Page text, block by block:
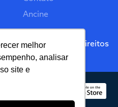
melhor
analisar
site e
Ancine
Fish TV - Todos Direitos
Versão 2.0